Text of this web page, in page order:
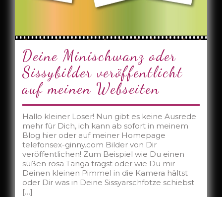
Deine Minischwanz oder
Sissybilder veröffentlicht
auf meinen Webseiten
Hallo kleiner Loser! Nun gibt es keine Ausrede
mehr für Dich, ich kann ab sofort in meinem
Blog hier oder auf meiner Homepage
telefonsex-ginny.com Bilder von Dir
veröffentlichen! Zum Beispiel wie Du einen
süßen rosa Tanga trägst oder wie Du mir
Deinen kleinen Pimmel in die Kamera hältst
oder Dir was in Deine Sissyarschfotze schiebst
[…]